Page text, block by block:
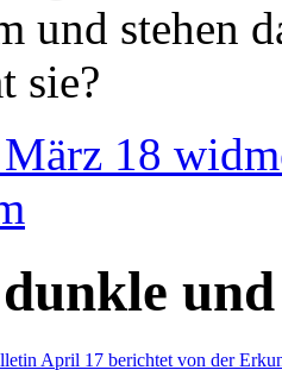
und stehen
sie?
18
April 17 berichtet von der